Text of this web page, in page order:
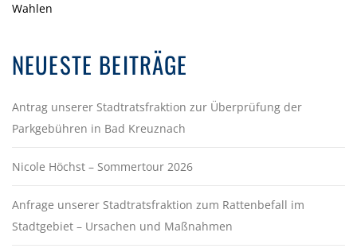
Wahlen
NEUESTE BEITRÄGE
Antrag unserer Stadtratsfraktion zur Überprüfung der
Parkgebühren in Bad Kreuznach
Nicole Höchst – Sommertour 2026
Anfrage unserer Stadtratsfraktion zum Rattenbefall im
Stadtgebiet – Ursachen und Maßnahmen